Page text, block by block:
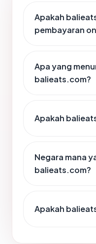
Apakah
pembayaran
Apa yang
balieats.com?
Apakah
Negara mana
balieats.com?
Apakah